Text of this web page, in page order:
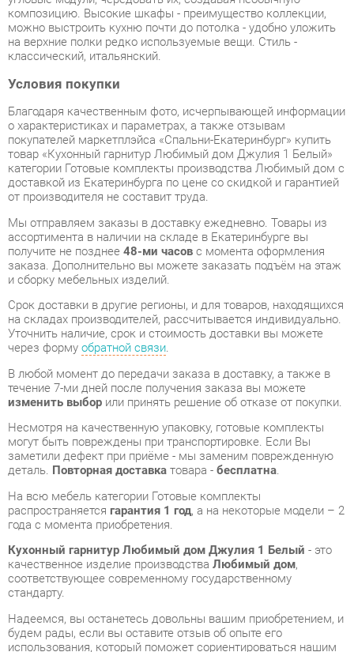
Условия покупки
Благодаря качественным фото, исчерпывающей информации
о характеристиках и параметрах, а также отзывам
покупателей маркетплэйса «Спальни-Екатеринбург» купить
товар «Кухонный гарнитур Любимый дом Джулия 1 Белый»
категории Готовые комплекты производства Любимый дом с
доставкой из Екатеринбурга по цене со скидкой и гарантией
от производителя не составит труда.
Мы отправляем заказы в доставку ежедневно. Товары из
ассортимента в наличии на складе в Екатеринбурге вы
получите не позднее48-ми часовс момента оформления
заказа. Дополнительно вы можете заказать подъём на этаж
Срок доставки в другие регионы, и для товаров, находящихся
на складах производителей, рассчитывается индивидуально.
Уточнить наличие, срок и стоимость доставки вы можете
через формуобратной связи.
В любой момент до передачи заказа в доставку, а также в
течение 7-ми дней после получения заказа вы можете
изменить выборили принять решение об отказе от покупки.
Несмотря на качественную упаковку, готовые комплекты
могут быть повреждены при транспортировке. Если Вы
заметили дефект при приёме - мы заменим поврежденную
деталь.Повторная доставкатовара -бесплатна.
распространяетсягарантия 1 год, а на некоторые модели – 2
года с момента приобретения.
Кухонный гарнитур Любимый дом Джулия 1 Белый
соответствующее современному государственному
стандарту.
будем рады, если вы оставите отзыв об опыте его
использования, который поможет сориентироваться нашим
будущим покупателям.
Кроме формы
консультацию, фото и видеообзор продукции вы можете по
e-mail, телефону в Екатеринбурге и через мессенджеры
Telegram и WhatsApp.